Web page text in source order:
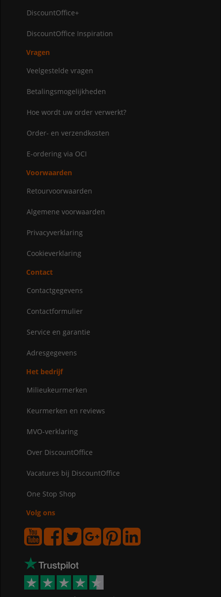
DiscountOffice+
DiscountOffice Inspiration
Vragen
Veelgestelde vragen
Betalingsmogelijkheden
Hoe wordt uw order verwerkt?
Order- en verzendkosten
E-ordering via OCI
Voorwaarden
Retourvoorwaarden
Algemene voorwaarden
Privacyverklaring
Cookieverklaring
Contact
Contactgegevens
Contactformulier
Service en garantie
Adresgegevens
Het bedrijf
Milieukeurmerken
Keurmerken en reviews
MVO-verklaring
Over DiscountOffice
Vacatures bij DiscountOffice
One Stop Shop
Volg ons